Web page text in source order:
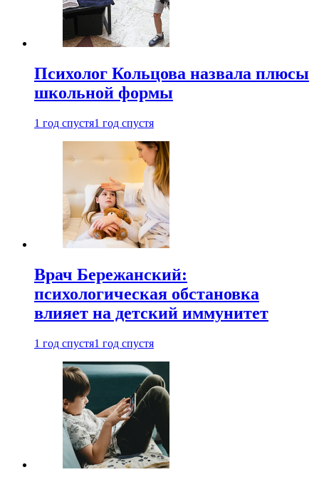
Психолог Кольцова назвала плюсы
школьной формы
1 год спустя1 год спустя
Врач Бережанский:
психологическая обстановка
влияет на детский иммунитет
1 год спустя1 год спустя